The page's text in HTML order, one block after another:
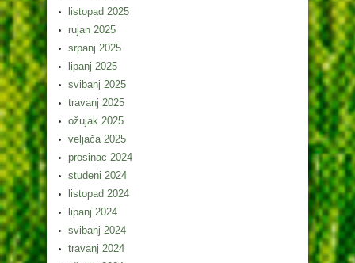
listopad 2025
rujan 2025
srpanj 2025
lipanj 2025
svibanj 2025
travanj 2025
ožujak 2025
veljača 2025
prosinac 2024
studeni 2024
listopad 2024
lipanj 2024
svibanj 2024
travanj 2024